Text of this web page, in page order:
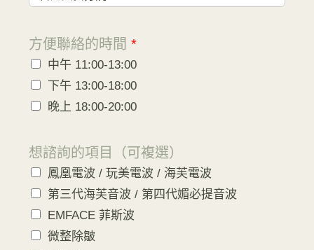
方便聯絡的時間 *
中午 11:00-13:00
下午 13:00-18:00
晚上 18:00-20:00
想諮詢的項目（可複選）
鳳凰電波 / 玩美電波 / 海芙電波
第三代海芙音波 / 第四代媚必提音波
EMFACE 菲斯波
微整除皺